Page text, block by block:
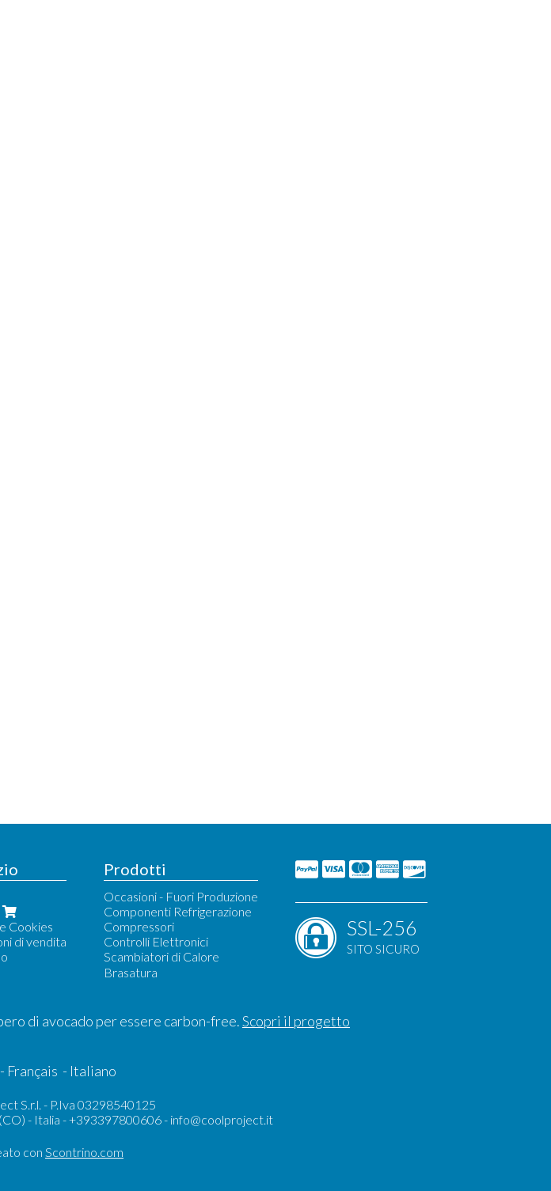
Cookies
di vendita
Prodotti
Occasioni - Fuori Produzione
Componenti Refrigerazione
Compressori
Controlli Elettronici
Scambiatori di Calore
Alfa Laval
Kelvion-GEA-WTT
WTK
Brasatura
SSL-256
SITO SICURO
di avocado per essere carbon-free.Scopri il progetto
- Français - Italiano
S.r.l. - P.Iva 03298540125
- Italia - +393397800606 - info@coolproject.it
con Scontrino.com